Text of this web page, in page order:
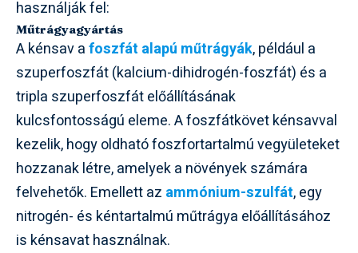
használják fel:
Műtrágyagyártás
A kénsav afoszfát alapú műtrágyák, például a
szuperfoszfát (kalcium-dihidrogén-foszfát) és a
tripla szuperfoszfát előállításának
kulcsfontosságú eleme. A foszfátkövet kénsavval
kezelik, hogy oldható foszfortartalmú vegyületeket
hozzanak létre, amelyek a növények számára
felvehetők. Emellett az ammónium-szulfát, egy
nitrogén- és kéntartalmú műtrágya előállításához
is kénsavat használnak.